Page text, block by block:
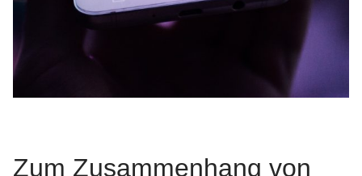
Zum Zusammenhang von